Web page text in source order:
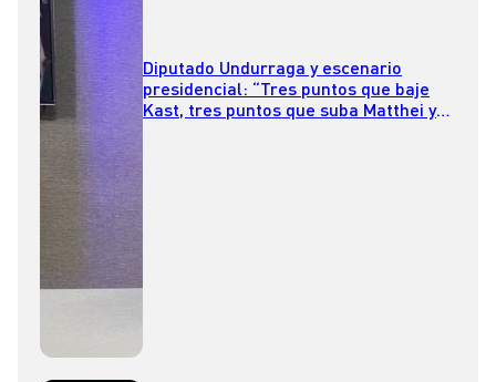
Diputado Undurraga y escenario
presidencial: “Tres puntos que baje
Kast, tres puntos que suba Matthei y